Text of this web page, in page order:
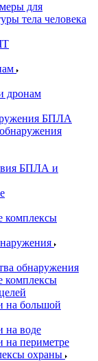
для
тела человека
дронам
БПЛА
БПЛА и
комплексы
обнаружения
комплексы
на большой
на воде
на периметре
охраны